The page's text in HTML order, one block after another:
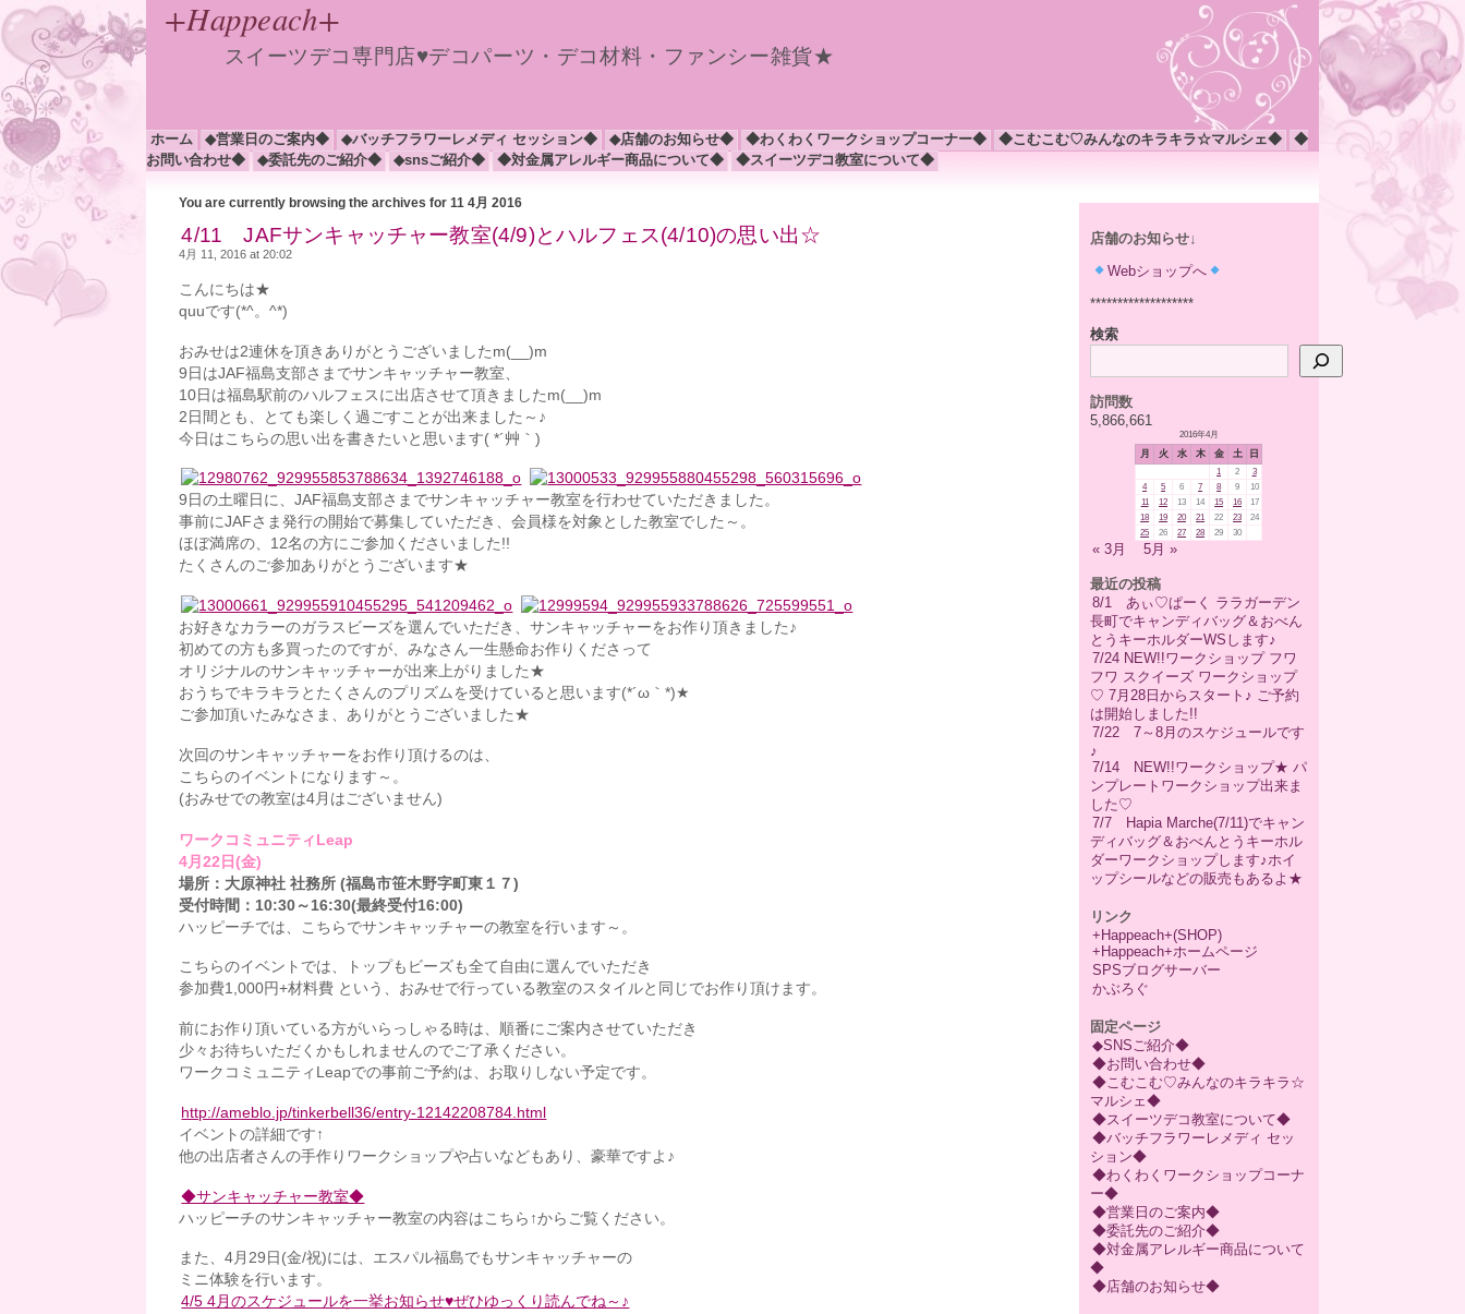
+Happeach+
スイーツデコ専門店♥デコパーツ・デコ材料・ファンシー雑貨★
ホーム ◆営業日のご案内◆ ◆バッチフラワーレメディ セッション◆ ◆店舗のお知らせ◆ ◆わくわくワークショップコーナー◆ ◆こむこむ♡みんなのキラキラ☆マルシェ◆
◆
お問い合わせ◆
◆委託先のご紹介◆ ◆snsご紹介◆ ◆対金属アレルギー商品について◆ ◆スイーツデコ教室について◆
店舗のお知らせ↓
Webショップへ
*******************
検索
訪問数
5,866,661
2016年4月
月 火 水 木 金 土 日
1 2
3
4
5 6 7 8 9
10
11
12 13 14 15 16
17
18
19 20 21 22 23
24
25
26 27 28 29 30
« 3月 5月 »
最近の投稿
8/1 あぃ♡ぱーく ララガーデン
長町でキャンディバッグ＆おべん
とうキーホルダーWSします♪
7/24 NEW!!ワークショップ フワ
フワ スクイーズ ワークショップ
♡ 7月28日からスタート♪ ご予約
は開始しました!!
7/22 7～8月のスケジュールです
♪
7/14 NEW!!ワークショップ★ パ
ンプレートワークショップ出来ま
した♡
7/7 Hapia Marche(7/11)でキャン
ディバッグ＆おべんとうキーホル
ダーワークショップします♪ホイ
ップシールなどの販売もあるよ★
リンク
+Happeach+(SHOP)
+Happeach+ホームページ
SPSブログサーバー
かぶろぐ
固定ページ
◆SNSご紹介◆
◆お問い合わせ◆
◆こむこむ♡みんなのキラキラ☆
マルシェ◆
◆スイーツデコ教室について◆
◆バッチフラワーレメディ セッ
ション◆
◆わくわくワークショップコーナ
ー◆
◆営業日のご案内◆
◆委託先のご紹介◆
◆対金属アレルギー商品について
◆
◆店舗のお知らせ◆
You are currently browsing the archives for 11 4月 2016
4/11 JAFサンキャッチャー教室(4/9)とハルフェス(4/10)の思い出☆
4月 11, 2016 at 20:02
こんにちは★
quuです(*^。^*)
おみせは2連休を頂きありがとうございましたm(__)m
9日はJAF福島支部さまでサンキャッチャー教室、
10日は福島駅前のハルフェスに出店させて頂きましたm(__)m
2日間とも、とても楽しく過ごすことが出来ました～♪
今日はこちらの思い出を書きたいと思います( *´艸｀)
9日の土曜日に、JAF福島支部さまでサンキャッチャー教室を行わせていただきました。
事前にJAFさま発行の開始で募集していただき、会員様を対象とした教室でした～。
ほぼ満席の、12名の方にご参加くださいました!!
たくさんのご参加ありがとうございます★
お好きなカラーのガラスビーズを選んでいただき、サンキャッチャーをお作り頂きました♪
初めての方も多買ったのですが、みなさん一生懸命お作りくださって
オリジナルのサンキャッチャーが出来上がりました★
おうちでキラキラとたくさんのプリズムを受けていると思います(*´ω｀*)★
ご参加頂いたみなさま、ありがとうございました★
次回のサンキャッチャーをお作り頂けるのは、
こちらのイベントになります～。
(おみせでの教室は4月はございません)
ワークコミュニティLeap
4月22日(金)
場所：大原神社 社務所 (福島市笹木野字町東１７)
受付時間：10:30～16:30(最終受付16:00)
ハッピーチでは、こちらでサンキャッチャーの教室を行います～。
こちらのイベントでは、トップもビーズも全て自由に選んでいただき
参加費1,000円+材料費 という、おみせで行っている教室のスタイルと同じでお作り頂けます。
前にお作り頂いている方がいらっしゃる時は、順番にご案内させていただき
少々お待ちいただくかもしれませんのでご了承ください。
ワークコミュニティLeapでの事前ご予約は、お取りしない予定です。
http://ameblo.jp/tinkerbell36/entry-12142208784.html
イベントの詳細です↑
他の出店者さんの手作りワークショップや占いなどもあり、豪華ですよ♪
◆サンキャッチャー教室◆
ハッピーチのサンキャッチャー教室の内容はこちら↑からご覧ください。
また、4月29日(金/祝)には、エスパル福島でもサンキャッチャーの
ミニ体験を行います。
4/5 4月のスケジュールを一挙お知らせ♥ぜひゆっくり読んでね～♪